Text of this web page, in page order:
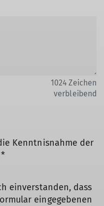
1024 Zeichen
verbleibend
Kenntnisnahme der
einverstanden, dass
eingegebenen